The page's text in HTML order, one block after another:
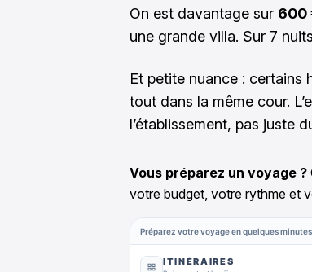
On est davantage sur 600
une grande villa. Sur 7
Et petite nuance : certains
tout dans la même cour.
l’établissement, pas juste
Vous préparez un voyage ?
votre budget, votre rythme et